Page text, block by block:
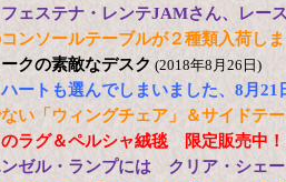
ェステナ・レンテJAMさん、レー
ンソールテーブルが２種類入荷し
クの素敵なデスク (2018年8月26日)
ートも選んでしまいました、8月21
い「ウィングチェア」＆サイドテ
ラグ＆ペルシャ絨毯 限定販売中！
ゼル・ランプには クリア・シェ